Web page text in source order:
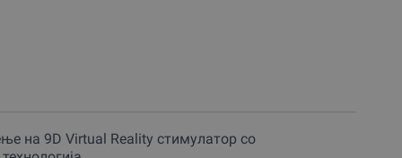
на 1 програма е од 3 до 15 минути.
незаборавна авантура.
на 9D Virtual Reality стимулатор со